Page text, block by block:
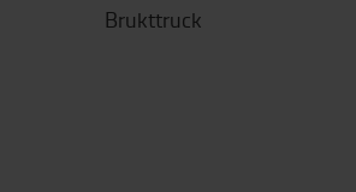
Brukttruck